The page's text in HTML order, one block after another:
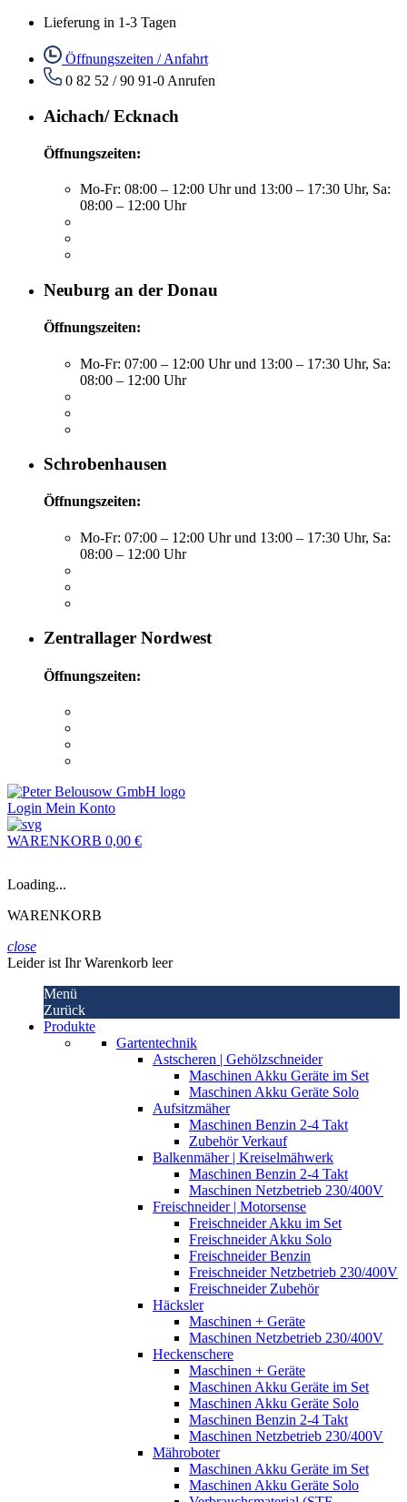
Lieferung in 1-3 Tagen
Öffnungszeiten / Anfahrt
0 82 52 / 90 91-0 Anrufen
Aichach/ Ecknach
Öffnungszeiten:
Mo-Fr: 08:00 – 12:00 Uhr und 13:00 – 17:30 Uhr, Sa:
08:00 – 12:00 Uhr
Neuburg an der Donau
Öffnungszeiten:
Mo-Fr: 07:00 – 12:00 Uhr und 13:00 – 17:30 Uhr, Sa:
08:00 – 12:00 Uhr
Schrobenhausen
Öffnungszeiten:
Mo-Fr: 07:00 – 12:00 Uhr und 13:00 – 17:30 Uhr, Sa:
08:00 – 12:00 Uhr
Zentrallager Nordwest
Öffnungszeiten:
Login Mein Konto
WARENKORB 0,00 €
Loading...
WARENKORB
close
Leider ist Ihr Warenkorb leer
Menü
Zurück
Produkte
Gartentechnik
Astscheren | Gehölzschneider
Maschinen Akku Geräte im Set
Maschinen Akku Geräte Solo
Aufsitzmäher
Maschinen Benzin 2-4 Takt
Zubehör Verkauf
Balkenmäher | Kreiselmähwerk
Maschinen Benzin 2-4 Takt
Maschinen Netzbetrieb 230/400V
Freischneider | Motorsense
Freischneider Akku im Set
Freischneider Akku Solo
Freischneider Benzin
Freischneider Netzbetrieb 230/400V
Freischneider Zubehör
Häcksler
Maschinen + Geräte
Maschinen Netzbetrieb 230/400V
Heckenschere
Maschinen + Geräte
Maschinen Akku Geräte im Set
Maschinen Akku Geräte Solo
Maschinen Benzin 2-4 Takt
Maschinen Netzbetrieb 230/400V
Mähroboter
Maschinen Akku Geräte im Set
Maschinen Akku Geräte Solo